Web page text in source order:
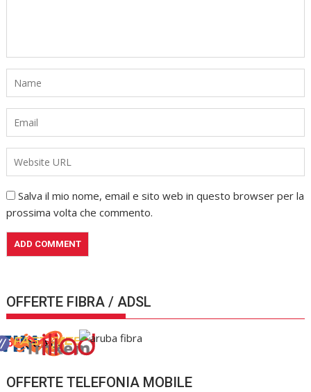
Salva il mio nome, email e sito web in questo browser per la
prossima volta che commento.
OFFERTE FIBRA / ADSL
OFFERTE TELEFONIA MOBILE